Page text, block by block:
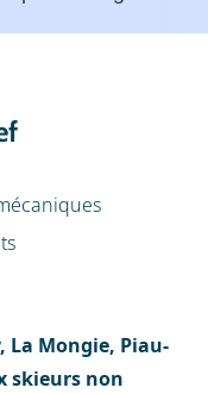
La Mongie, Piau-
skieurs non